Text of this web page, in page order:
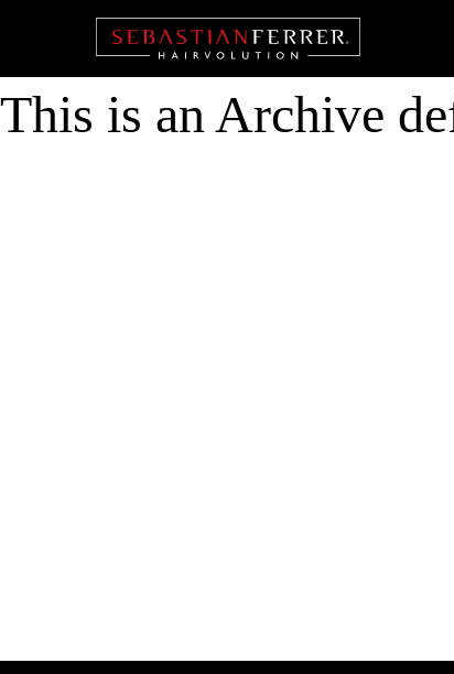
This is an Archive